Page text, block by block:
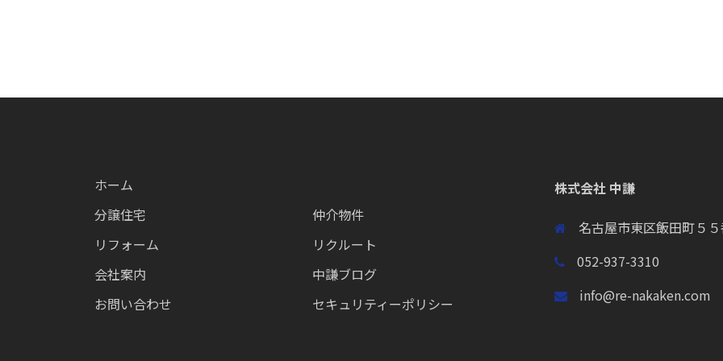
ホーム
分譲住宅
仲介物件
リフォーム
リクルート
会社案内
中謙ブログ
お問い合わせ
セキュリティーポリシー
株式会社 中謙
名古屋市東区飯田町５
052-937-3310
info@re-nakaken.com